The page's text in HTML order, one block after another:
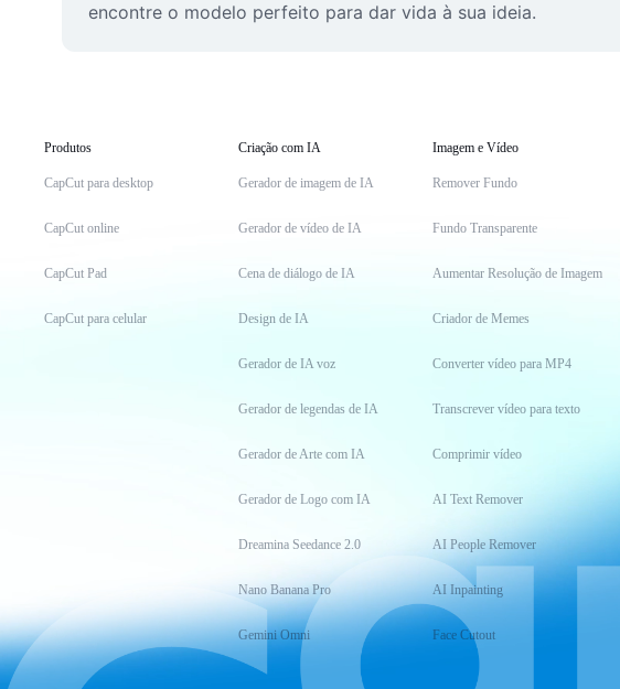
encontre o modelo perfeito para dar vida à sua ideia.
Produtos
CapCut para desktop
CapCut online
CapCut Pad
CapCut para celular
Criação com IA
Gerador de imagem de IA
Gerador de vídeo de IA
Cena de diálogo de IA
Design de IA
Gerador de IA voz
Gerador de legendas de IA
Gerador de Arte com IA
Gerador de Logo com IA
Dreamina Seedance 2.0
Nano Banana Pro
Gemini Omni
Imagem e Vídeo
Remover Fundo
Fundo Transparente
Aumentar Resolução de Imagem
Criador de Memes
Converter vídeo para MP4
Transcrever vídeo para texto
Comprimir vídeo
AI Text Remover
AI People Remover
AI Inpainting
Face Cutout